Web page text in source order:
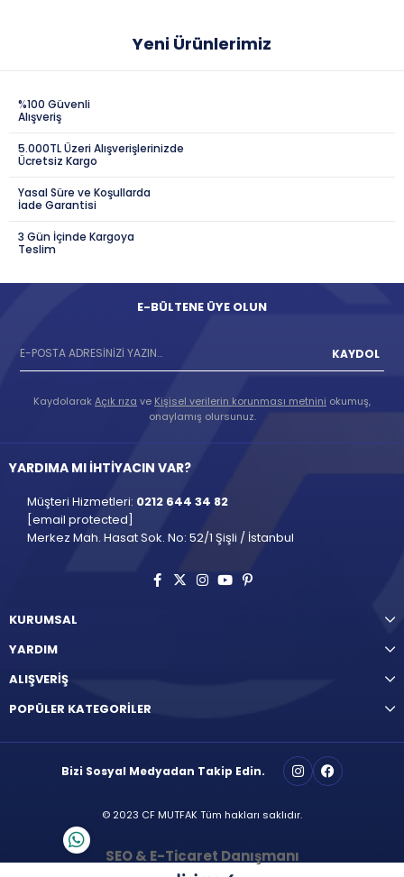
Yeni Ürünlerimiz
%100 Güvenli
Alışveriş
5.000TL Üzeri Alışverişlerinizde
Ücretsiz Kargo
Yasal Süre ve Koşullarda
İade Garantisi
3 Gün İçinde Kargoya
Teslim
E-BÜLTENE ÜYE OLUN
KAYDOL
KaydolarakAçık rıza ve Kişisel verilerin korunması metnini okumuş,
onaylamış olursunuz.
YARDIMA MI İHTİYACIN VAR?
Müşteri Hizmetleri: 0212 644 34 82
[email protected]
Merkez Mah. Hasat Sok. No: 52/1 Şişli / İstanbul
KURUMSAL
YARDIM
ALIŞVERİŞ
POPÜLER KATEGORİLER
Bizi Sosyal Medyadan Takip Edin.
© 2023 CF MUTFAK Tüm hakları saklıdır.
SEO & E-Ticaret Danışmanı